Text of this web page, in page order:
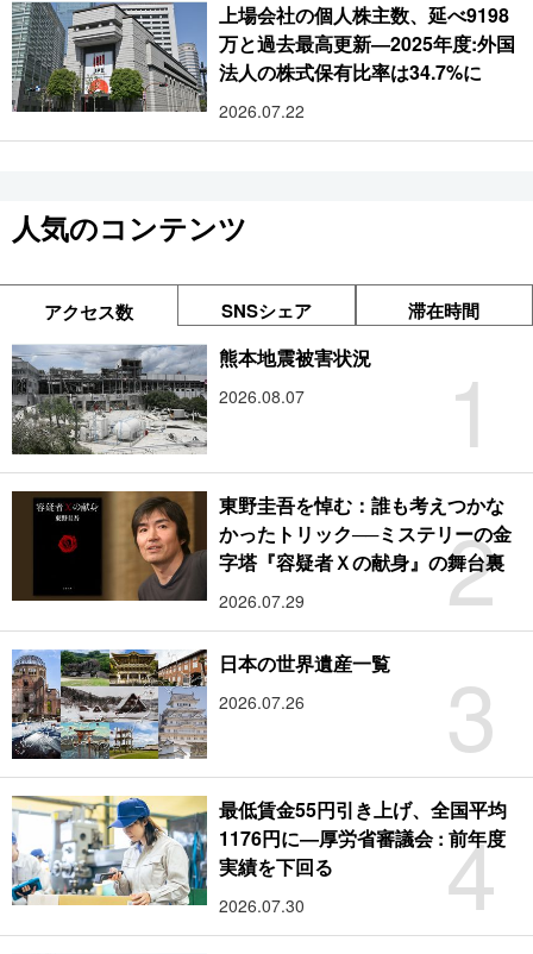
上場会社の個人株主数、延べ9198
万と過去最高更新―2025年度:外国
法人の株式保有比率は34.7%に
2026.07.22
人気のコンテンツ
アクセス数 SNSシェア 滞在時間
1
熊本地震被害状況
2026.08.07
2
東野圭吾を悼む：誰も考えつかな
かったトリック──ミステリーの金
字塔『容疑者Ｘの献身』の舞台裏
2026.07.29
3
日本の世界遺産一覧
2026.07.26
4
最低賃金55円引き上げ、全国平均
1176円に―厚労省審議会 : 前年度
実績を下回る
2026.07.30